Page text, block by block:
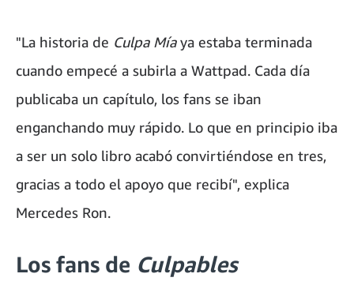
"La historia de Culpa Míaya estaba terminada
cuando empecé a subirla a Wattpad. Cada día
publicaba un capítulo, los fans se iban
enganchando muy rápido. Lo que en principio iba
a ser un solo libro acabó convirtiéndose en tres,
gracias a todo el apoyo que recibí", explica
Mercedes Ron.
Los fans de Culpables